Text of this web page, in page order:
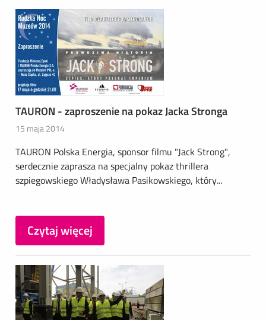
TAURON - zaproszenie na pokaz Jacka Stronga
15 maja 2014
TAURON Polska Energia, sponsor filmu "Jack Strong",
serdecznie zaprasza na specjalny pokaz thrillera
szpiegowskiego Władysława Pasikowskiego, który...
Czytaj więcej